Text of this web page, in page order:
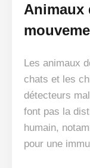
Animaux
Les animaux
chats et les
détecteurs
font pas la
humain,
pour une